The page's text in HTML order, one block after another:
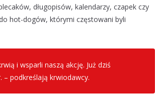
długopisów, kalendarzy, czapek czy
hot-dogów, którymi częstowani byli
i wsparli naszą akcję. Już dziś
– podkreślają krwiodawcy.